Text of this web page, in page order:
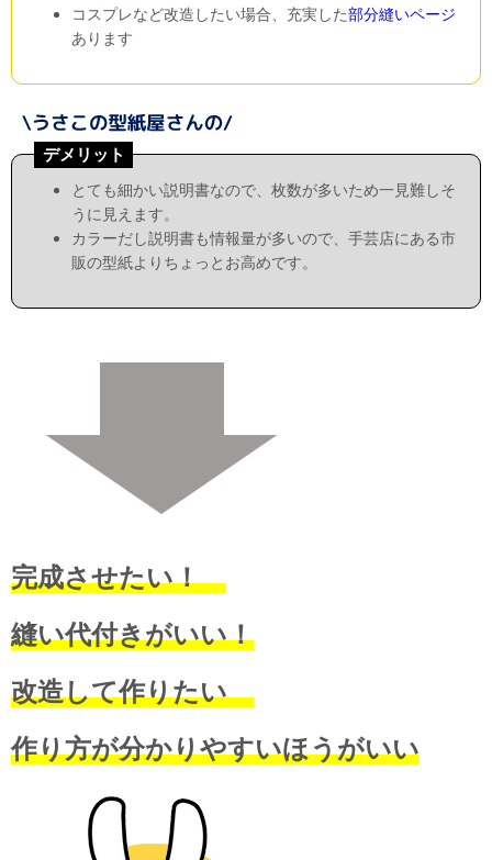
コスプレなど改造したい場合、充実した部分縫いページ
あります
デメリット
とても細かい説明書なので、枚数が多いため一見難しそ
うに見えます。
カラーだし説明書も情報量が多いので、手芸店にある市
販の型紙よりちょっとお高めです。
完成させたい！
縫い代付きがいい！
改造して作りたい
作り方が分かりやすいほうがいい